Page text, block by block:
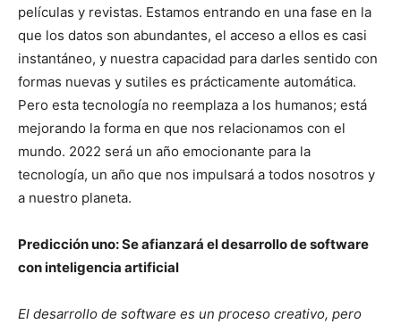
películas y revistas. Estamos entrando en una fase en la
que los datos son abundantes, el acceso a ellos es casi
instantáneo, y nuestra capacidad para darles sentido con
formas nuevas y sutiles es prácticamente automática.
Pero esta tecnología no reemplaza a los humanos; está
mejorando la forma en que nos relacionamos con el
mundo. 2022 será un año emocionante para la
tecnología, un año que nos impulsará a todos nosotros y
a nuestro planeta.
Predicción uno: Se afianzará el desarrollo de software
con inteligencia artificial
El desarrollo de software es un proceso creativo, pero